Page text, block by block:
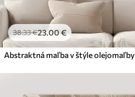
38.33€23.00€
Abstraktná maľba v štýle olejomaľby